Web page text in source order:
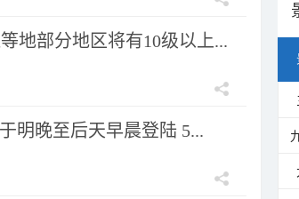
地部分地区将有10级以上...
明晚至后天早晨登陆 5...